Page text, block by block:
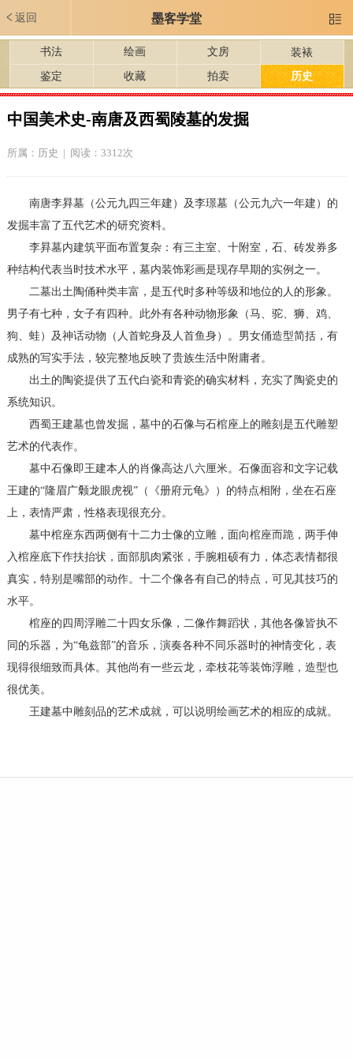
返回 墨客学堂 
书法 绘画 文房
装裱
鉴定
收藏 拍卖 历史
中国美术史-南唐及西蜀陵墓的发掘
所属： 历史 | 阅读：3312次
南唐李昪墓（公元九四三年建）及李璟墓（公元九六一年建）的
发掘丰富了五代艺术的研究资料。
李昪墓内建筑平面布置复杂：有三主室、十附室，石、砖发券多
种结构代表当时技术水平，墓内装饰彩画是现存早期的实例之一。
二墓出土陶俑种类丰富，是五代时多种等级和地位的人的形象。
男子有七种，女子有四种。此外有各种动物形象（马、驼、狮、鸡、
狗、蛙）及神话动物（人首蛇身及人首鱼身）。男女俑造型简括，有
成熟的写实手法，较完整地反映了贵族生活中附庸者。
出土的陶瓷提供了五代白瓷和青瓷的确实材料，充实了陶瓷史的
系统知识。
西蜀王建墓也曾发掘，墓中的石像与石棺座上的雕刻是五代雕塑
艺术的代表作。
墓中石像即王建本人的肖像高达八六厘米。石像面容和文字记载
王建的“隆眉广颡龙眼虎视”（《册府元龟》）的特点相附，坐在石座
上，表情严肃，性格表现很充分。
墓中棺座东西两侧有十二力士像的立雕，面向棺座而跪，两手伸
入棺座底下作扶抬状，面部肌肉紧张，手腕粗硕有力，体态表情都很
真实，特别是嘴部的动作。十二个像各有自己的特点，可见其技巧的
水平。
棺座的四周浮雕二十四女乐像，二像作舞蹈状，其他各像皆执不
同的乐器，为“龟兹部”的音乐，演奏各种不同乐器时的神情变化，表
现得很细致而具体。其他尚有一些云龙，牵枝花等装饰浮雕，造型也
很优美。
王建墓中雕刻品的艺术成就，可以说明绘画艺术的相应的成就。